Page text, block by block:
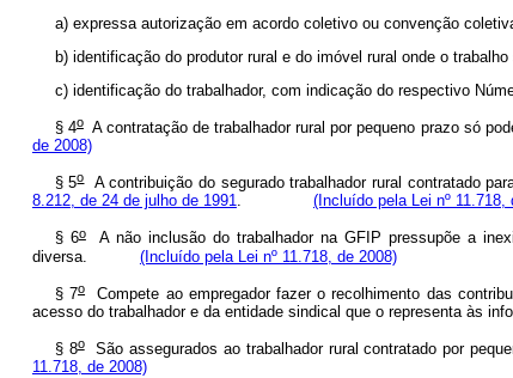
a) expressa autorização em acordo coletivo ou
b) identificação do produtor rural e do imóvel rural onde o
c) identificação do trabalhador, com indicação do respectivo
§ 4oA contratação de trabalhador rural por pequeno prazo só
de 2008)
§ 5oA contribuição do segurado trabalhador rural contratado
8.212, de 24 de julho de 1991. (Incluído pela Lei nº 11.718,
§ 6oA não inclusão do trabalhador na GFIP pressupõe a
diversa. (Incluído pela Lei nº 11.718, de 2008)
§ 7o
Compete ao empregador fazer o recolhimento das
acesso do trabalhador e da entidade sindical que o
§ 8oSão assegurados ao trabalhador rural contratado por
11.718, de 2008)